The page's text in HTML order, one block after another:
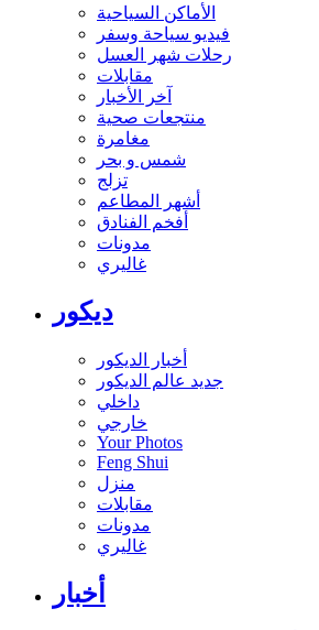
الأماكن السياحية
فيديو سياحة وسفر
رحلات شهر العسل
مقابلات
آخر الأخبار
منتجعات صحية
مغامرة
شمس و بحر
تزلج
أشهر المطاعم
أفخم الفنادق
مدونات
غاليري
ديكور
أخبار الديكور
جديد عالم الديكور
داخلي
خارجي
Your Photos
Feng Shui
منزل
مقابلات
مدونات
غاليري
أخبار